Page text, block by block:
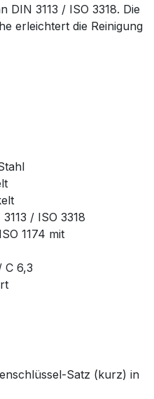
3113 / ISO 3318. Die
erleichtert die Reinigung
/ ISO 3318
1174 mit
C 6,3
Satz (kurz) in